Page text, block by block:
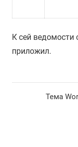
К сей ведомости
приложил.
Тема